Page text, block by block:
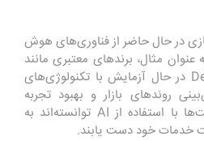
در حال حاضر از فناوری‌های هوش
مثال، برندهای معتبری مانند
Tiffany & Co و De Beers در حال آزمایش با تکنولوژی‌های
روندهای بازار و بهبود تجربه
مشتریان هستند. این شرکت‌ها با استفاده از AI توانسته‌اند به
خدمات خود دست یابند.